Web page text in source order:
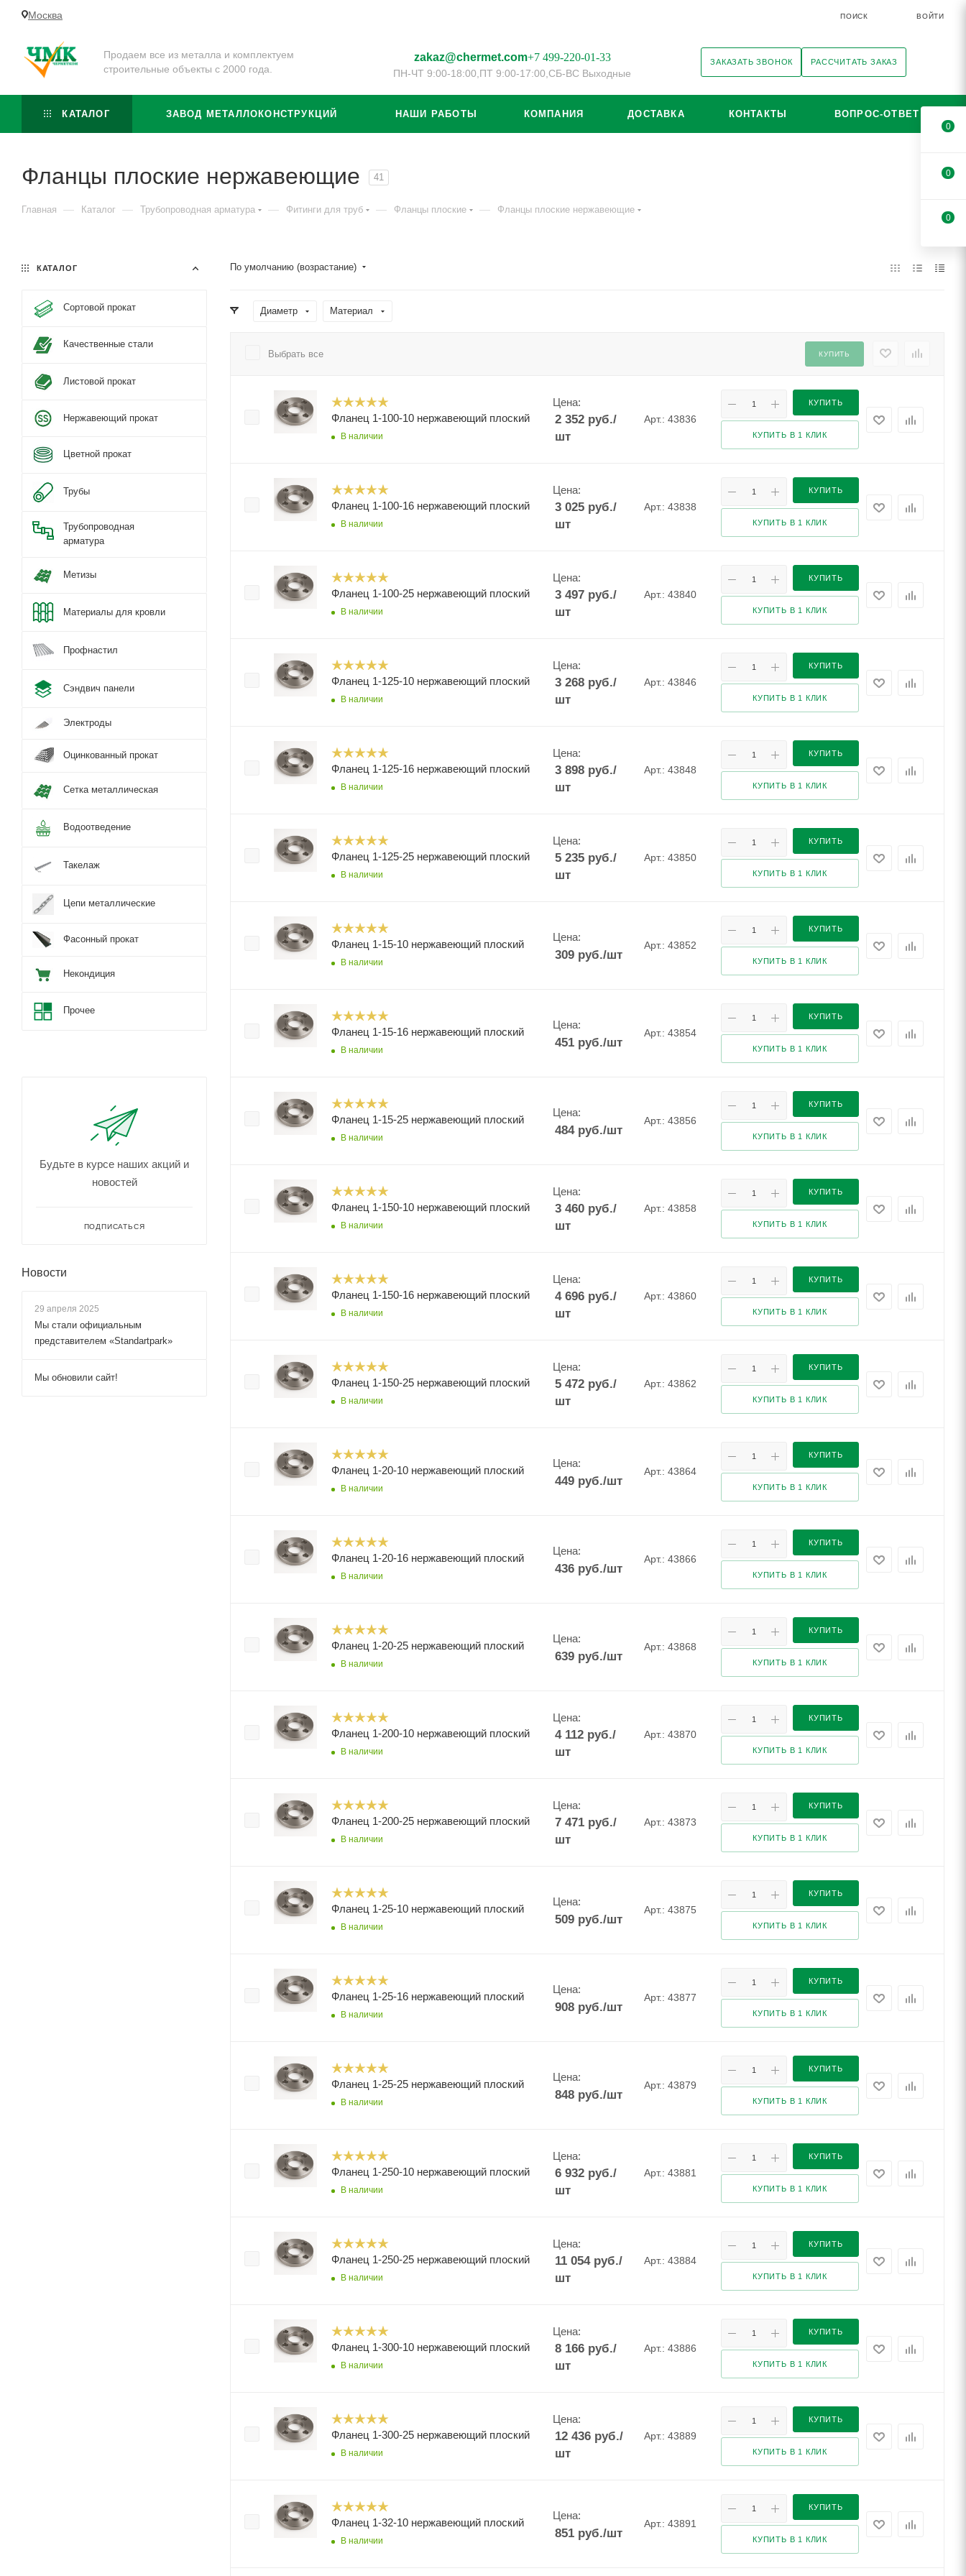
Москва ПОИСК ВОЙТИ
Продаем все из металла и комплектуем
строительные объекты с 2000 года.
zakaz@chermet.com+7 499-220-01-33
ПН-ЧТ 9:00-18:00, ПТ 9:00-17:00, СБ-ВС Выходные
ЗАКАЗАТЬ ЗВОНОК РАССЧИТАТЬ ЗАКАЗ
КАТАЛОГ ЗАВОД МЕТАЛЛОКОНСТРУКЦИЙ НАШИ РАБОТЫ КОМПАНИЯ ДОСТАВКА КОНТАКТЫ ВОПРОС-ОТВЕТ
Фланцы плоские нержавеющие 41
Главная — Каталог — Трубопроводная арматура — Фитинги для труб — Фланцы плоские — Фланцы плоские нержавеющие
По умолчанию (возрастание)
Диаметр Материал
Выбрать все КУПИТЬ
Фланец 1-100-10 нержавеющий плоский
В наличии
Цена:
2 352руб./
шт
Арт.: 43836
КУПИТЬ
КУПИТЬ В 1 КЛИК
Фланец 1-100-16 нержавеющий плоский
В наличии
Цена:
3 025руб./
шт
Арт.: 43838
КУПИТЬ
КУПИТЬ В 1 КЛИК
Фланец 1-100-25 нержавеющий плоский
В наличии
Цена:
3 497руб./
шт
Арт.: 43840
КУПИТЬ
КУПИТЬ В 1 КЛИК
Фланец 1-125-10 нержавеющий плоский
В наличии
Цена:
3 268руб./
шт
Арт.: 43846
КУПИТЬ
КУПИТЬ В 1 КЛИК
Фланец 1-125-16 нержавеющий плоский
В наличии
Цена:
3 898руб./
шт
Арт.: 43848
КУПИТЬ
КУПИТЬ В 1 КЛИК
Фланец 1-125-25 нержавеющий плоский
В наличии
Цена:
5 235руб./
шт
Арт.: 43850
КУПИТЬ
КУПИТЬ В 1 КЛИК
Фланец 1-15-10 нержавеющий плоский
В наличии
Цена:
309руб./шт
Арт.: 43852
КУПИТЬ
КУПИТЬ В 1 КЛИК
Фланец 1-15-16 нержавеющий плоский
В наличии
Цена:
451руб./шт
Арт.: 43854
КУПИТЬ
КУПИТЬ В 1 КЛИК
Фланец 1-15-25 нержавеющий плоский
В наличии
Цена:
484руб./шт
Арт.: 43856
КУПИТЬ
КУПИТЬ В 1 КЛИК
Фланец 1-150-10 нержавеющий плоский
В наличии
Цена:
3 460руб./
шт
Арт.: 43858
КУПИТЬ
КУПИТЬ В 1 КЛИК
Фланец 1-150-16 нержавеющий плоский
В наличии
Цена:
4 696руб./
шт
Арт.: 43860
КУПИТЬ
КУПИТЬ В 1 КЛИК
Фланец 1-150-25 нержавеющий плоский
В наличии
Цена:
5 472руб./
шт
Арт.: 43862
КУПИТЬ
КУПИТЬ В 1 КЛИК
Фланец 1-20-10 нержавеющий плоский
В наличии
Цена:
449руб./шт
Арт.: 43864
КУПИТЬ
КУПИТЬ В 1 КЛИК
Фланец 1-20-16 нержавеющий плоский
В наличии
Цена:
436руб./шт
Арт.: 43866
КУПИТЬ
КУПИТЬ В 1 КЛИК
Фланец 1-20-25 нержавеющий плоский
В наличии
Цена:
639руб./шт
Арт.: 43868
КУПИТЬ
КУПИТЬ В 1 КЛИК
Фланец 1-200-10 нержавеющий плоский
В наличии
Цена:
4 112руб./
шт
Арт.: 43870
КУПИТЬ
КУПИТЬ В 1 КЛИК
Фланец 1-200-25 нержавеющий плоский
В наличии
Цена:
7 471руб./
шт
Арт.: 43873
КУПИТЬ
КУПИТЬ В 1 КЛИК
Фланец 1-25-10 нержавеющий плоский
В наличии
Цена:
509руб./шт
Арт.: 43875
КУПИТЬ
КУПИТЬ В 1 КЛИК
Фланец 1-25-16 нержавеющий плоский
В наличии
Цена:
908руб./шт
Арт.: 43877
КУПИТЬ
КУПИТЬ В 1 КЛИК
Фланец 1-25-25 нержавеющий плоский
В наличии
Цена:
848руб./шт
Арт.: 43879
КУПИТЬ
КУПИТЬ В 1 КЛИК
Фланец 1-250-10 нержавеющий плоский
В наличии
Цена:
6 932руб./
шт
Арт.: 43881
КУПИТЬ
КУПИТЬ В 1 КЛИК
Фланец 1-250-25 нержавеющий плоский
В наличии
Цена:
11 054руб./
шт
Арт.: 43884
КУПИТЬ
КУПИТЬ В 1 КЛИК
Фланец 1-300-10 нержавеющий плоский
В наличии
Цена:
8 166руб./
шт
Арт.: 43886
КУПИТЬ
КУПИТЬ В 1 КЛИК
Фланец 1-300-25 нержавеющий плоский
В наличии
Цена:
12 436руб./
шт
Арт.: 43889
КУПИТЬ
КУПИТЬ В 1 КЛИК
Фланец 1-32-10 нержавеющий плоский
В наличии
Цена:
851руб./шт
Арт.: 43891
КУПИТЬ
КУПИТЬ В 1 КЛИК
КАТАЛОГ
Сортовой прокат
Качественные стали
Листовой прокат
Нержавеющий прокат
Цветной прокат
Трубы
Трубопроводная
арматура
Метизы
Материалы для кровли
Профнастил
Сэндвич панели
Электроды
Оцинкованный прокат
Сетка металлическая
Водоотведение
Такелаж
Цепи металлические
Фасонный прокат
Некондиция
Прочее
Будьте в курсе наших акций и
новостей
ПОДПИСАТЬСЯ
Новости
29 апреля 2025
Мы стали официальным
представителем «Standartpark»
Мы обновили сайт!
0
0
0